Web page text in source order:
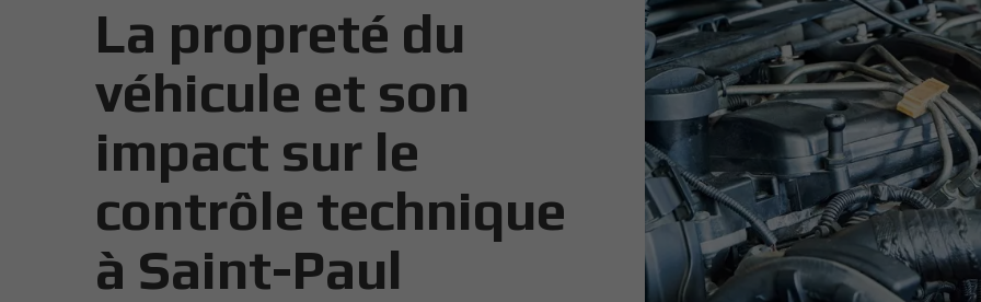
La propreté du
véhicule et son
impact sur le
contrôle technique
à Saint-Paul